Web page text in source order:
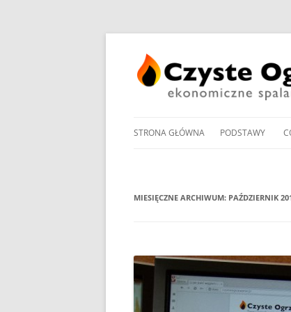
STRONA GŁÓWNA PODSTAWY
RODZAJE
MANDAT ZA
MIESIĘCZNE ARCHIWUM: PAŹDZIERNIK